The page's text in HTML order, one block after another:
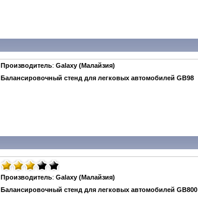
Производитель: Galaxy (Малайзия)
Балансировочный стенд для легковых автомобилей GB98
Производитель: Galaxy (Малайзия)
Балансировочный стенд для легковых автомобилей GB800